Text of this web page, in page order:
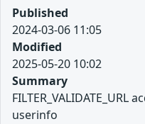
Published
2024-03-06 11:05
Modified
2025-05-20 10:02
Summary
FILTER_VALIDATE_URL
userinfo